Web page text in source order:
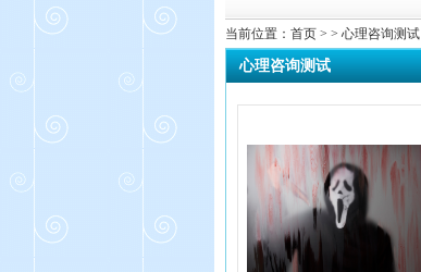
当前位置： 首页 > > 心理咨询测试
心理咨询测试